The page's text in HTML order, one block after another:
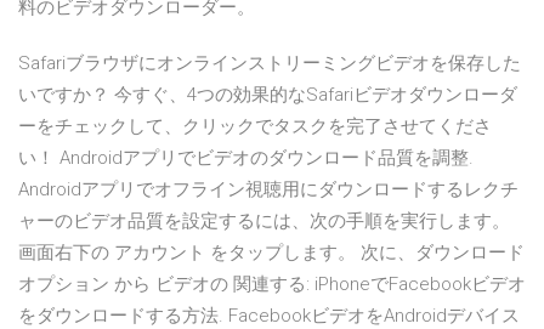
料のビデオダウンローダー。
Safariブラウザにオンラインストリーミングビデオを保存した
いですか？ 今すぐ、4つの効果的なSafariビデオダウンローダ
ーをチェックして、クリックでタスクを完了させてくださ
い！ Androidアプリでビデオのダウンロード品質を調整.
Androidアプリでオフライン視聴用にダウンロードするレクチ
ャーのビデオ品質を設定するには、次の手順を実行します。
画面右下の アカウント をタップします。 次に、ダウンロード
オプション から ビデオの 関連する: iPhoneでFacebookビデオ
をダウンロードする方法. FacebookビデオをAndroidデバイス